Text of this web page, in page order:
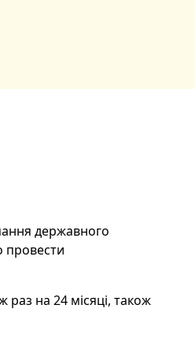
державного
провести
раз на 24 місяці, також